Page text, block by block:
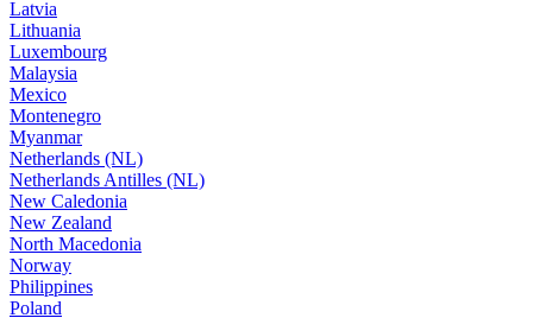
Latvia
Lithuania
Luxembourg
Malaysia
Mexico
Montenegro
Myanmar
Netherlands (NL)
Netherlands Antilles (NL)
New Caledonia
New Zealand
North Macedonia
Norway
Philippines
Poland